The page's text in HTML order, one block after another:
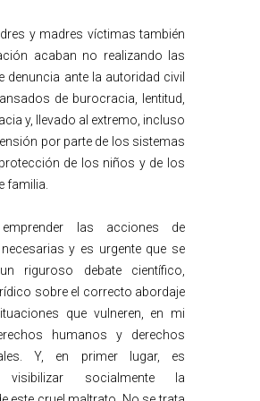
y madres víctimas también
acaban no realizando las
denuncia ante la autoridad civil
de burocracia, lentitud,
y, llevado al extremo, incluso
por parte de los sistemas
de los niños y de los
familia.
las acciones de
y es urgente que se
riguroso debate científico,
sobre el correcto abordaje
que vulneren, en mi
humanos y derechos
Y, en primer lugar, es
visibilizar socialmente la